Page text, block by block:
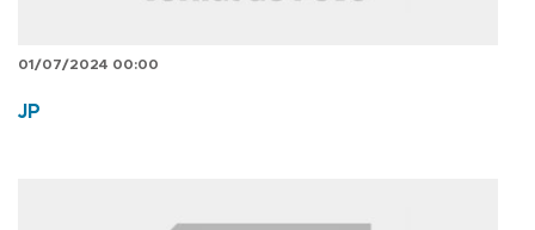
01/07/2024 00:00
JP